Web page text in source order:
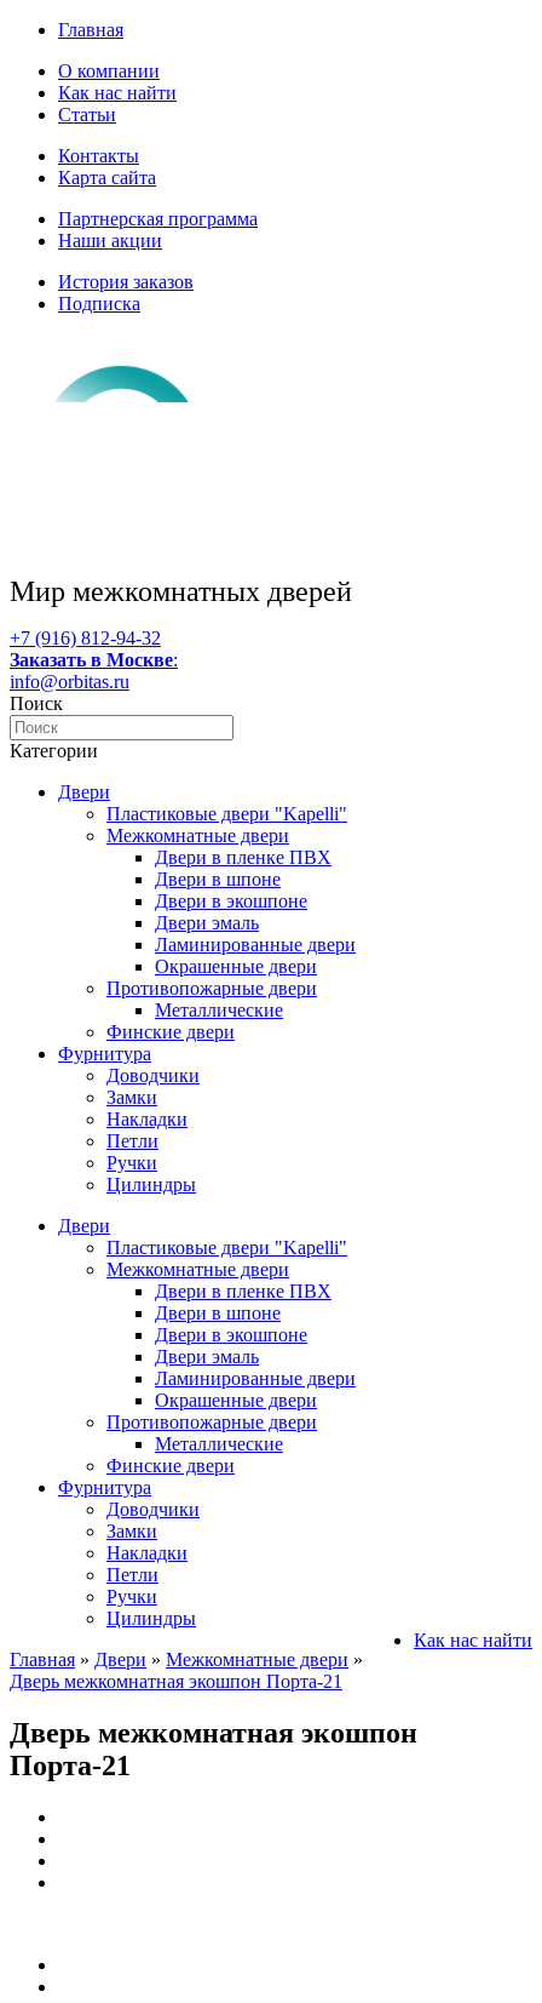
Главная
О компании
Как нас найти
Статьи
Контакты
Карта сайта
Партнерская программа
Наши акции
История заказов
Подписка
Мир межкомнатных дверей
+7 (916) 812-94-32
Заказать в Москве:
info@orbitas.ru
Поиск
Категории
Двери
Пластиковые двери "Kapelli"
Межкомнатные двери
Двери в пленке ПВХ
Двери в шпоне
Двери в экошпоне
Двери эмаль
Ламинированные двери
Окрашенные двери
Противопожарные двери
Металлические
Финские двери
Фурнитура
Доводчики
Замки
Накладки
Петли
Ручки
Цилиндры
Двери
Пластиковые двери "Kapelli"
Межкомнатные двери
Двери в пленке ПВХ
Двери в шпоне
Двери в экошпоне
Двери эмаль
Ламинированные двери
Окрашенные двери
Противопожарные двери
Металлические
Финские двери
Фурнитура
Доводчики
Замки
Накладки
Петли
Ручки
Цилиндры
Как нас найти
Главная » Двери » Межкомнатные двери »
Дверь межкомнатная экошпон Порта-21
Дверь межкомнатная экошпон
Порта-21